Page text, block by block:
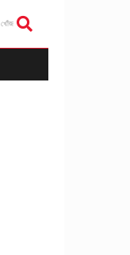
খোঁজ